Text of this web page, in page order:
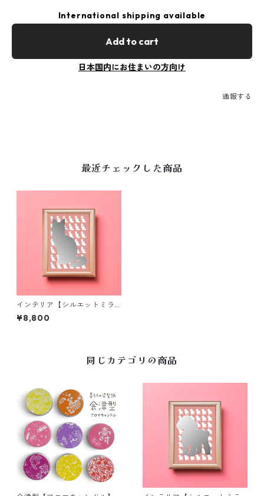
International shipping available
Add to cart
日本国内にお住まいの方向け
通報する
最近チェックした商品
インテリア【シルエットミラ
ー】猫｜ペット
¥8,800
同じカテゴリの商品